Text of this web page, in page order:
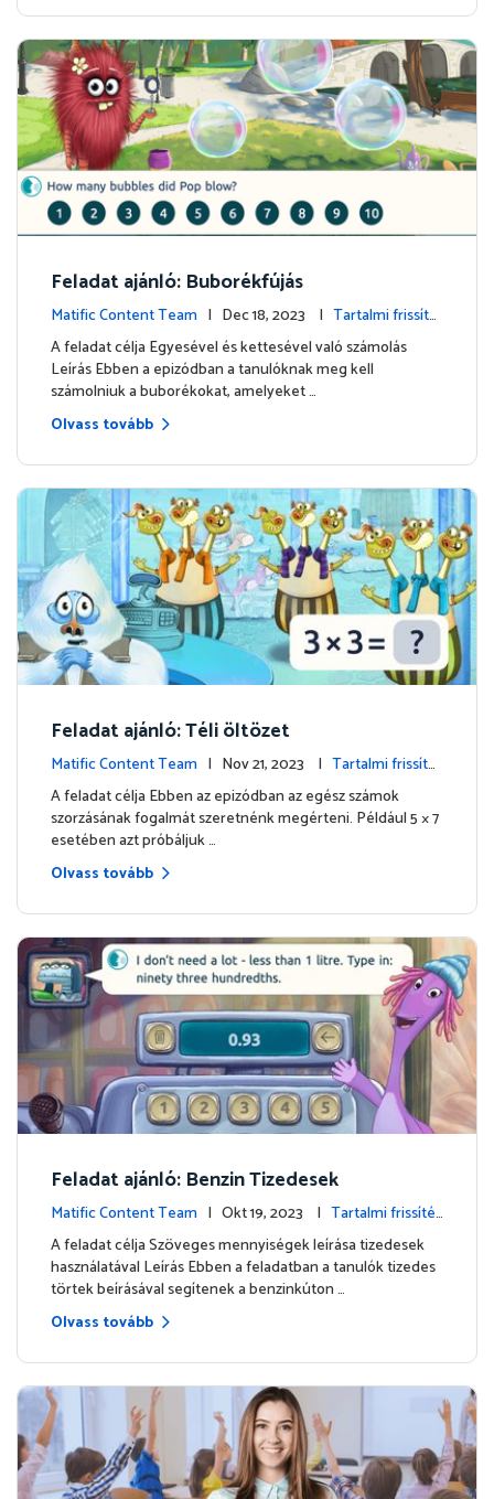
Feladat ajánló: Buborékfújás
Matific Content Team | Dec 18, 2023 | Tartalmi frissíté
sek
A feladat célja Egyesével és kettesével való számolás
Leírás Ebben a epizódban a tanulóknak meg kell
számolniuk a buborékokat, amelyeket …
Olvass tovább
Feladat ajánló: Téli öltözet
Matific Content Team | Nov 21, 2023 | Tartalmi frissítés
ek
A feladat célja Ebben az epizódban az egész számok
szorzásának fogalmát szeretnénk megérteni. Például 5 × 7
esetében azt próbáljuk …
Olvass tovább
Feladat ajánló: Benzin Tizedesek
Matific Content Team | Okt 19, 2023 | Tartalmi frissítés
ek
A feladat célja Szöveges mennyiségek leírása tizedesek
használatával Leírás Ebben a feladatban a tanulók tizedes
törtek beírásával segítenek a benzinkúton …
Olvass tovább